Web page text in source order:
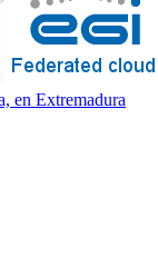
en Extremadura